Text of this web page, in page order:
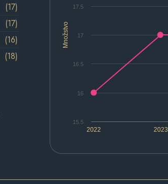
Množstvo
2022 2023
15.5
16
16.5
17
17.5
(17)
(17)
(16)
(18)